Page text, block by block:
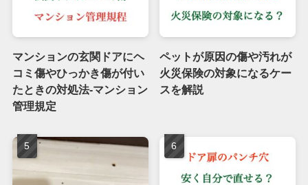
マンションの玄関ドアにヘ
コミ傷やひっかき傷が付い
たときの対処法-マンション
管理規定
ペットが原因の傷や汚れが
火災保険の対象になるケー
スを解説